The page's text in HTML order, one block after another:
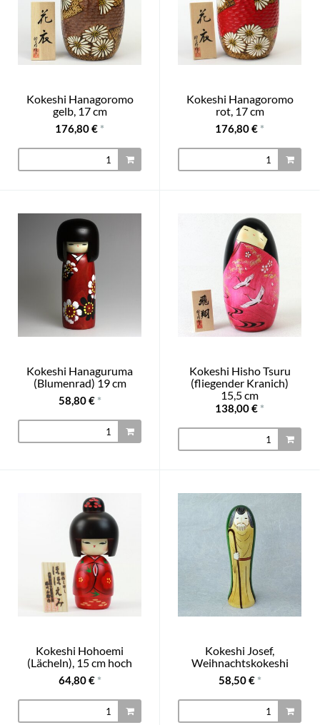
Kokeshi Hanagoromo
gelb, 17 cm
176,80 € *
Kokeshi Hanagoromo
rot, 17 cm
176,80 € *
Kokeshi Hanaguruma
(Blumenrad) 19 cm
58,80 € *
Kokeshi Hisho Tsuru
(fliegender Kranich)
15,5 cm
138,00 € *
Kokeshi Hohoemi
(Lächeln), 15 cm hoch
64,80 € *
Kokeshi Josef,
Weihnachtskokeshi
58,50 € *